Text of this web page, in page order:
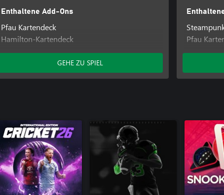
Enthaltene Add-Ons
Pfau Kartendeck
Hamilton-Kartendeck
Chip-Set “Lösegeld des Königs”
GEHE ZU SPIEL
Pfau
Makaber
Chip-Set
Lucha
Markant
Dompteur
Chip-Set